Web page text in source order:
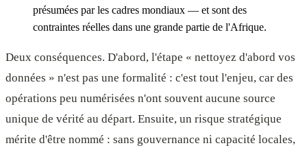
présumées par les cadres mondiaux — et sont des
contraintes réelles dans une grande partie de l'Afrique.
Deux conséquences. D'abord, l'étape « nettoyez d'abord vos
données » n'est pas une formalité : c'est tout l'enjeu, car des
opérations peu numérisées n'ont souvent aucune source
unique de vérité au départ. Ensuite, un risque stratégique
mérite d'être nommé : sans gouvernance ni capacité locales,